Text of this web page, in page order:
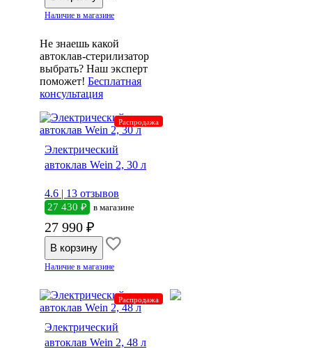
Наличие в магазине
Не знаешь какой
автоклав-стерилизатор
выбрать? Наш эксперт
поможет! Бесплатная
консультация
Распродажа
Электрический
автоклав Wein 2, 30 л
4.6 | 13 отзывов
27 430 ₽ в магазине
27 990 ₽
Наличие в магазине
Распродажа
Электрический
автоклав Wein 2, 48 л